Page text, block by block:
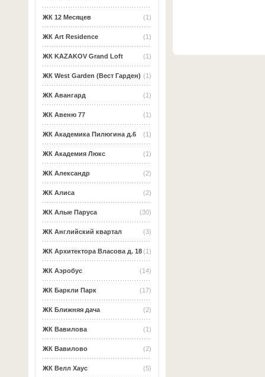
(1)
ЖК 12 Месяцев
(1)
ЖК Art Residence
(1)
ЖК KAZAKOV Grand Loft
(1)
ЖК West Garden (Вест Гарден)
(1)
ЖК Авангард
(1)
ЖК Авеню 77
(1)
ЖК Академика Пилюгина д.6
(1)
ЖК Академия Люкс
(2)
ЖК Александр
(2)
ЖК Алиса
(30)
ЖК Алые Паруса
(3)
ЖК Английский квартал
(1)
ЖК Архитектора Власова д. 18
(14)
ЖК Аэробус
(17)
ЖК Баркли Парк
(2)
ЖК Ближняя дача
(1)
ЖК Вавилова
(2)
ЖК Вавилово
(5)
ЖК Велл Хаус